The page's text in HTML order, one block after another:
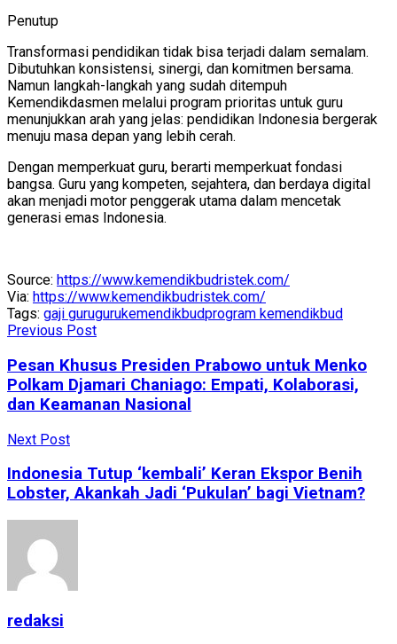
Penutup
Transformasi pendidikan tidak bisa terjadi dalam semalam.
Dibutuhkan konsistensi, sinergi, dan komitmen bersama.
Namun langkah-langkah yang sudah ditempuh
Kemendikdasmen melalui program prioritas untuk guru
menunjukkan arah yang jelas: pendidikan Indonesia bergerak
menuju masa depan yang lebih cerah.
Dengan memperkuat guru, berarti memperkuat fondasi
bangsa. Guru yang kompeten, sejahtera, dan berdaya digital
akan menjadi motor penggerak utama dalam mencetak
generasi emas Indonesia.
Source: https://www.kemendikbudristek.com/
Via: https://www.kemendikbudristek.com/
Tags: gaji gurugurukemendikbudprogram kemendikbud
Previous Post
Pesan Khusus Presiden Prabowo untuk Menko
Polkam Djamari Chaniago: Empati, Kolaborasi,
dan Keamanan Nasional
Next Post
Indonesia Tutup ‘kembali’ Keran Ekspor Benih
Lobster, Akankah Jadi ‘Pukulan’ bagi Vietnam?
redaksi